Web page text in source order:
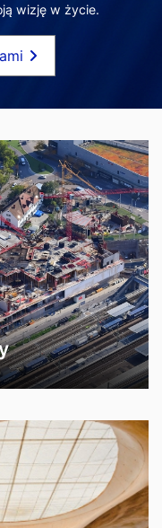
wizję w życie.